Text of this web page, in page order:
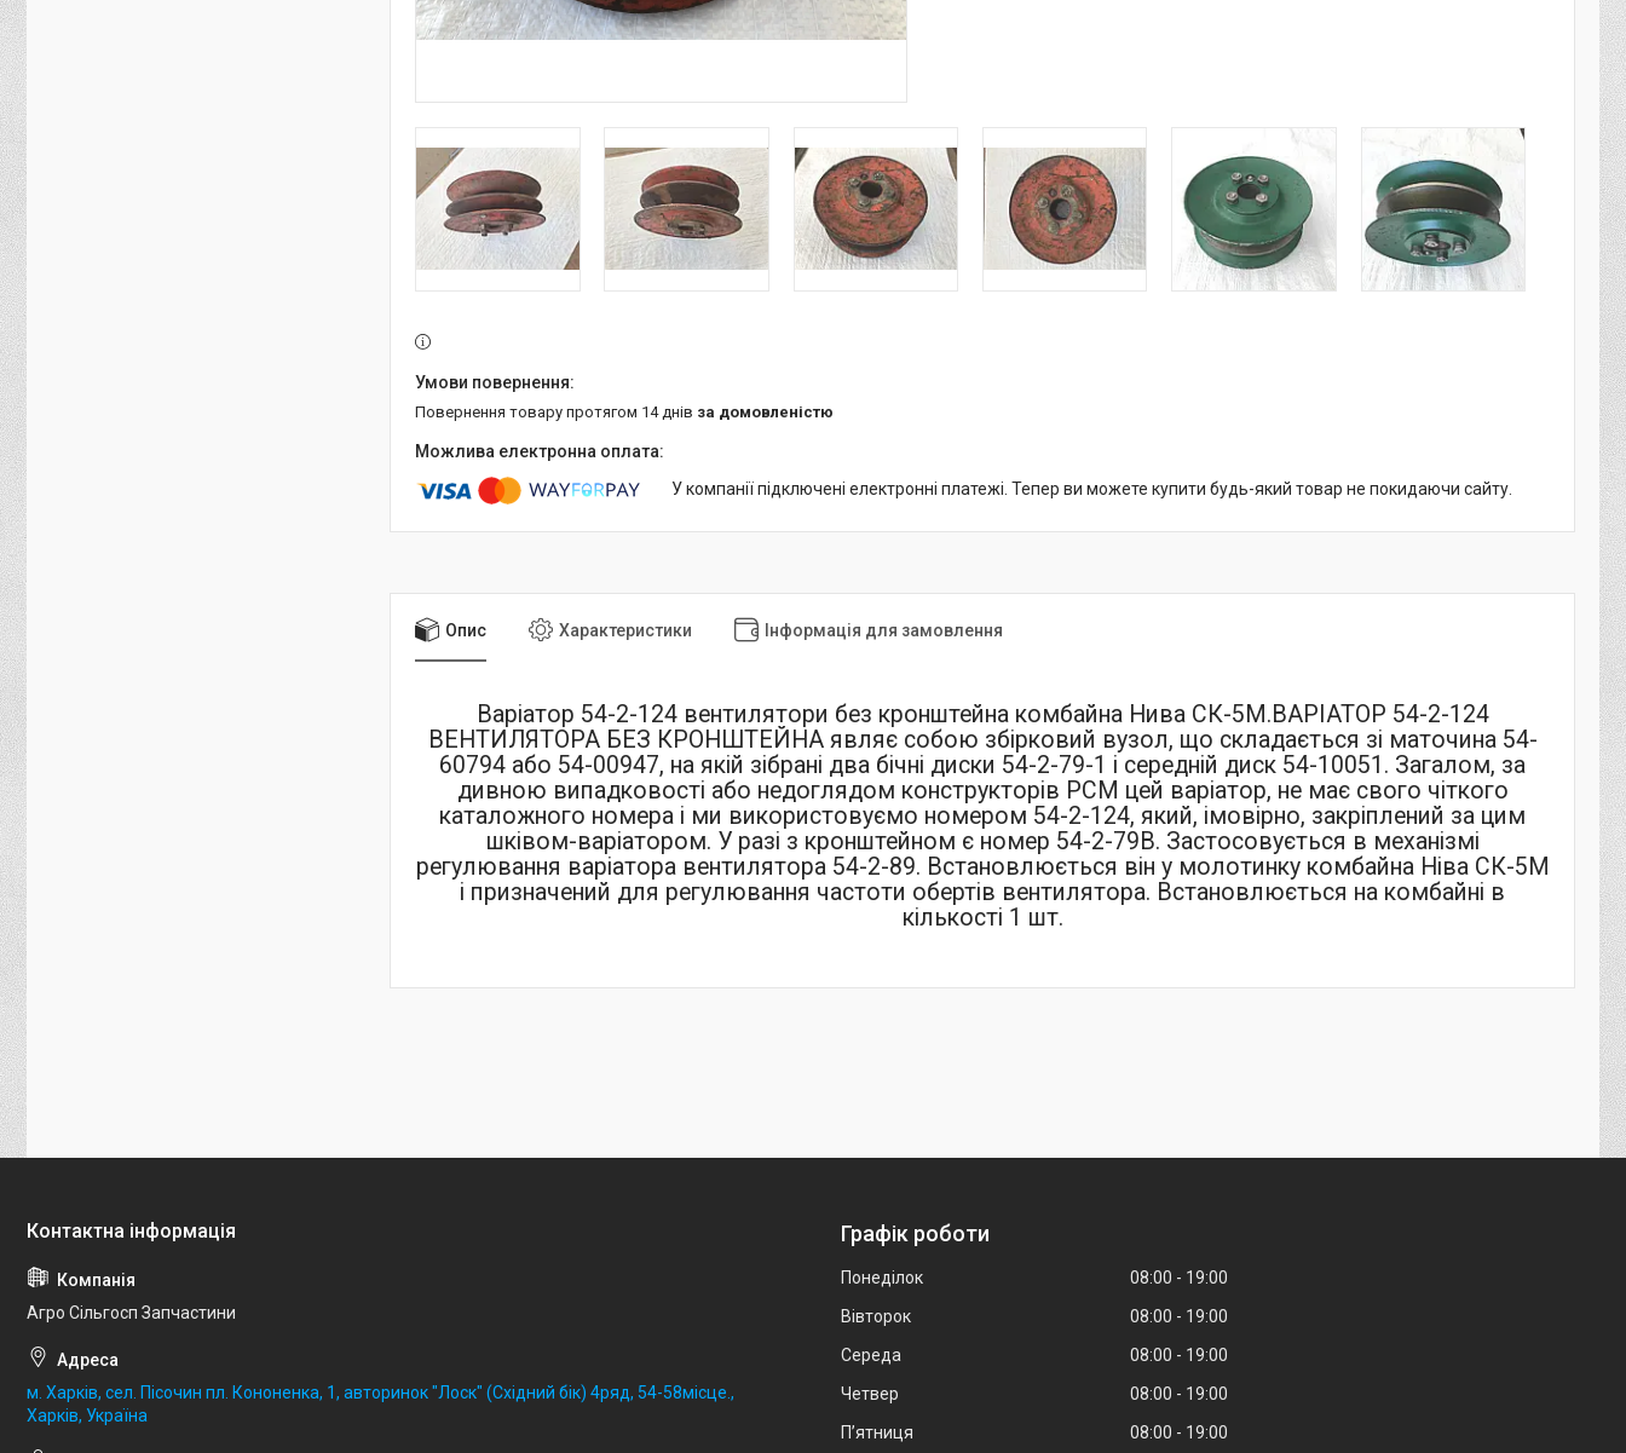
повернення товару протягом 14 днів за домовленістю
У компанії підключені електронні платежі. Тепер ви можете купити будь-який товар не покидаючи сайту.
Опис Характеристики Інформація для замовлення
Варіатор 54-2-124 вентилятори без кронштейна комбайна Нива СК-5М.ВАРІАТОР 54-2-124
ВЕНТИЛЯТОРА БЕЗ КРОНШТЕЙНА являє собою збірковий вузол, що складається зі маточина 54-
60794 або 54-00947, на якій зібрані два бічні диски 54-2-79-1 і середній диск 54-10051 . Загалом, за
дивною випадковості або недоглядом конструкторів РСМ цей варіатор, не має свого чіткого
каталожного номера і ми використовуємо номером 54-2-124, який, імовірно, закріплений за цим
шківом-варіатором. У разі з кронштейном є номер 54-2-79В. Застосовується в механізмі
регулювання варіатора вентилятора 54-2-89. Встановлюється він у молотинку комбайна Ніва СК-5М
і призначений для регулювання частоти обертів вентилятора. Встановлюється на комбайні в
кількості 1 шт.
Агро Сільгосп Запчастини
м. Харків, сел. Пісочин пл. Кононенка, 1, авторинок "Лоск" (Східний бік) 4ряд, 54-58місце.,
Харків, Україна
Графік роботи
Понеділок 08:00
19:00
Вівторок
08:00
19:00
Середа
08:00
19:00
Четвер
08:00
19:00
Пʼятниця
08:00 19:00